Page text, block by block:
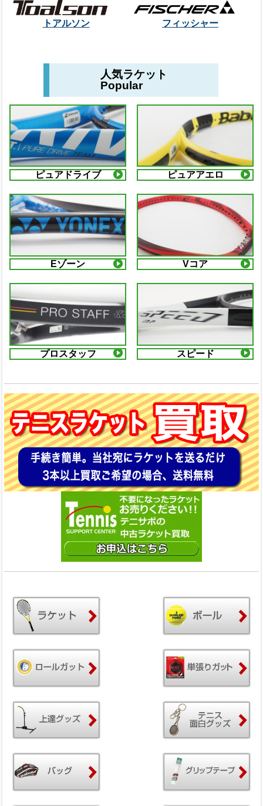
トアルソン フィッシャー
人気ラケット
Popular
ピュアドライブ ピュアアエロ
Eゾーン Vコア
プロスタッフ スピード